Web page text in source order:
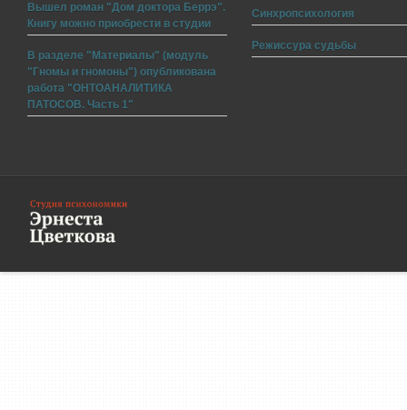
Вышел роман "Дом доктора Беррэ".
Книгу можно приобрести в студии
В разделе "Материалы" (модуль
"Гномы и гномоны") опубликована
работа "ОНТОАНАЛИТИКА
ПАТОСОВ. Часть 1"
Синхропсихология
Режиссура судьбы